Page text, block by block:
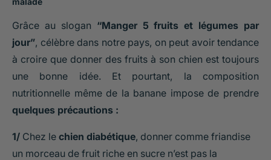
Grâce au slogan “Manger 5 fruits et légumes par
jour”, célèbre dans notre pays, on peut avoir tendance
à croire que donner des fruits à son chien est toujours
une bonne idée. Et pourtant, la composition
nutritionnelle même de la banane impose de prendre
quelques précautions :
1/ Chez le chien diabétique, donner comme friandise
un morceau de fruit riche en sucre n’est pas la